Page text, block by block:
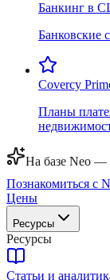
Банкинг в
Банковские
Covercy
Планы
На базе Neo —
Познакомиться с
Цены
Ресурсы
Ресурсы
Статьи и